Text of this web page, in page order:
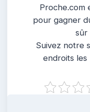
Proche.com
pour gagner
sûr
Suivez notre
endroits les